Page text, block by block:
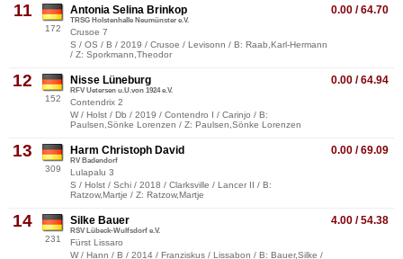
11
172
0.00 / 64.70
Antonia Selina Brinkop
TRSG Holstenhalle Neumünster e.V.
Crusoe 7
S / OS / B / 2019 / Crusoe / Levisonn / B: Raab,Karl-Hermann
/ Z: Sporkmann,Theodor
12
152
0.00 / 64.94
Nisse Lüneburg
RFV Uetersen u.U.von 1924 e.V.
Contendrix 2
W / Holst / Db / 2019 / Contendro I / Carinjo / B:
Paulsen,Sönke Lorenzen / Z: Paulsen,Sönke Lorenzen
13
309
0.00 / 69.09
Harm Christoph David
RV Badendorf
Lulapalu 3
S / Holst / Schi / 2018 / Clarksville / Lancer II / B:
Ratzow,Martje / Z: Ratzow,Martje
14
231
4.00 / 54.38
Silke Bauer
RSV Lübeck-Wulfsdorf e.V.
Fürst Lissaro
W / Hann / B / 2014 / Franziskus / Lissabon / B: Bauer,Silke /